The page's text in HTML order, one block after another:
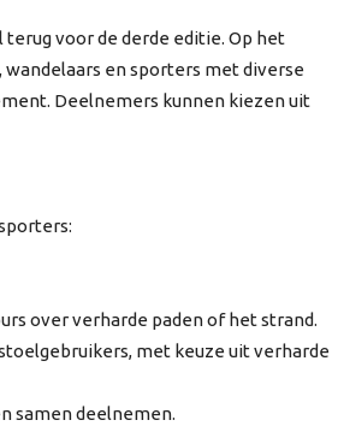
terug voor de derde editie. Op het
wandelaars en sporters met diverse
Deelnemers kunnen kiezen uit
over verharde paden of het strand.
met keuze uit verharde
samen deelnemen.